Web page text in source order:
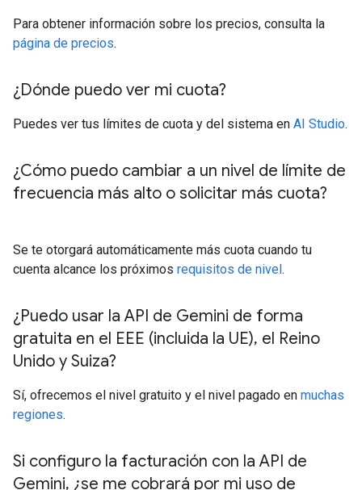
Para obtener información sobre los precios, consulta la
página de precios.
¿Dónde puedo ver mi cuota?
Puedes ver tus límites de cuota y del sistema en AI Studio.
¿Cómo puedo cambiar a un nivel de límite de
frecuencia más alto o solicitar más cuota?
Se te otorgará automáticamente más cuota cuando tu
cuenta alcance los próximos requisitos de nivel.
¿Puedo usar la API de Gemini de forma
gratuita en el EEE (incluida la UE), el Reino
Unido y Suiza?
Sí, ofrecemos el nivel gratuito y el nivel pagado en muchas
regiones.
Si configuro la facturación con la API de
Gemini, ¿se me cobrará por mi uso de